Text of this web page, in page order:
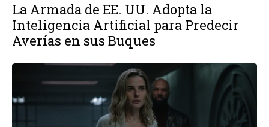
La Armada de EE. UU. Adopta la
Inteligencia Artificial para Predecir
Averías en sus Buques